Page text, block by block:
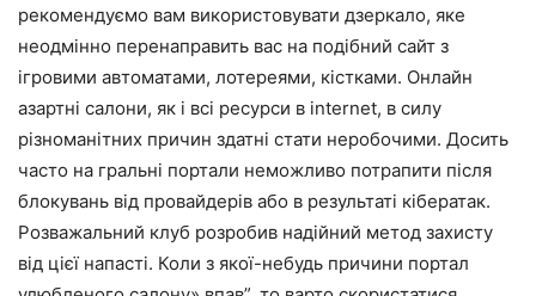
рекомендуємо вам використовувати дзеркало, яке
неодмінно перенаправить вас на подібний сайт з
ігровими автоматами, лотереями, кістками. Онлайн
азартні салони, як і всі ресурси в internet, в силу
різноманітних причин здатні стати неробочими. Досить
часто на гральні портали неможливо потрапити після
блокувань від провайдерів або в результаті кібератак.
Розважальний клуб розробив надійний метод захисту
від цієї напасті. Коли з якої-небудь причини портал